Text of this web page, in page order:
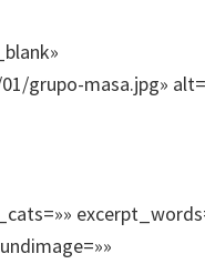
grupo-masa.jpg»